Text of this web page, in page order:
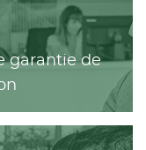
garantie de